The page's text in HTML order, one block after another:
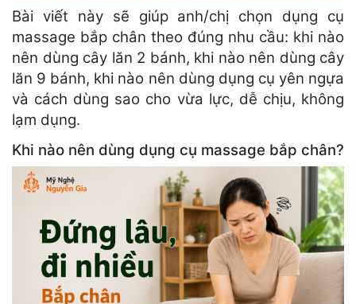
Bài viết này sẽ giúp anh/chị chọn dụng cụ
massage bắp chân theo đúng nhu cầu: khi nào
nên dùng cây lăn 2 bánh, khi nào nên dùng cây
lăn 9 bánh, khi nào nên dùng dụng cụ yên ngựa
và cách dùng sao cho vừa lực, dễ chịu, không
lạm dụng.
Khi nào nên dùng dụng cụ massage bắp chân?